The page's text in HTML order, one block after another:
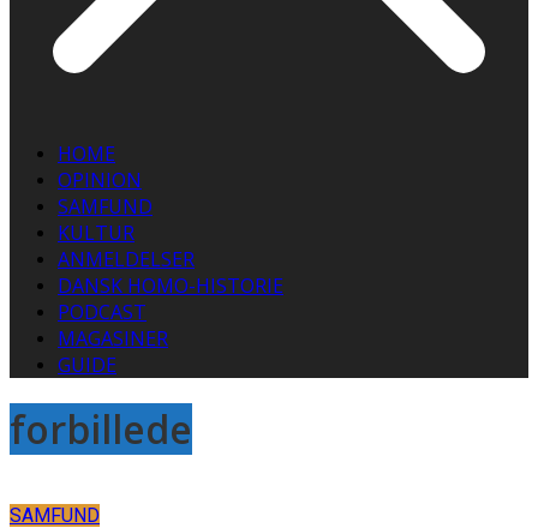
HOME
OPINION
SAMFUND
KULTUR
ANMELDELSER
DANSK HOMO-HISTORIE
PODCAST
MAGASINER
GUIDE
forbillede
SAMFUND